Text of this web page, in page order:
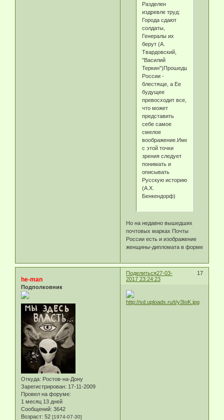
Разделен
издревле труд:
Города сдают
солдаты,
Генералы их
берут (А.
Твардовский,
"Василий
Теркин")Прошедшее
России -
блестяще, а Ее
будущее
превосходит все,
что может
представить
себе самое
смелое
воображение.Именно
с этой точки
зрения следует
понимать и
описывать
Русскую историю
(А.Х.
Бенкендорф)
Но на недавно вышедших
почтовых марках Почты
России есть и изображение
женщины-дипломата в форме
Поделиться 17
27-03-
2017 23:24:23
he-man
Подполковник
Откуда: Ростов-на-Дону
Зарегистрирован: 17-11-2009
Провел на форуме:
1 месяц 13 дней
Сообщений: 3642
Возраст: 52 [1974-07-30]